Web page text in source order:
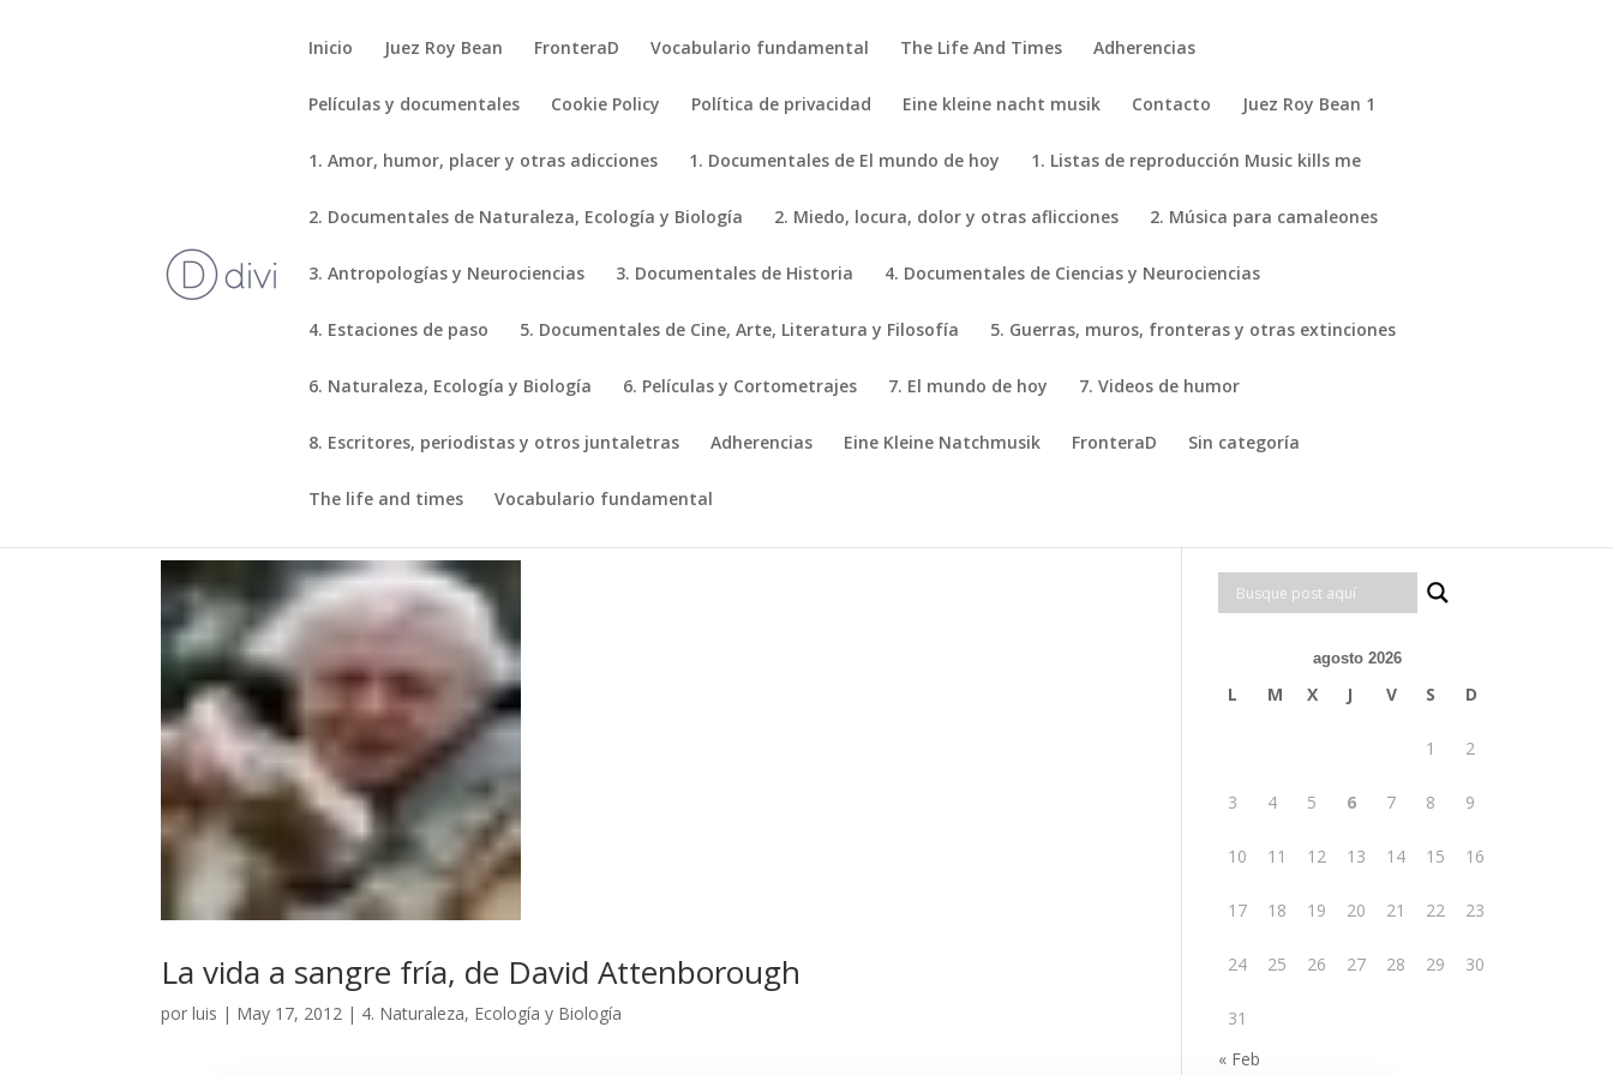
Inicio Juez Roy Bean FronteraD Vocabulario fundamental The Life And Times Adherencias
Películas y documentales Cookie Policy Política de privacidad Eine kleine nacht musik Contacto Juez Roy Bean 1
1. Amor, humor, placer y otras adicciones 1. Documentales de El mundo de hoy 1. Listas de reproducción Music kills me
2. Documentales de Naturaleza, Ecología y Biología 2. Miedo, locura, dolor y otras aflicciones 2. Música para camaleones
3. Antropologías y Neurociencias 3. Documentales de Historia 4. Documentales de Ciencias y Neurociencias
4. Estaciones de paso 5. Documentales de Cine, Arte, Literatura y Filosofía 5. Guerras, muros, fronteras y otras extinciones
6. Naturaleza, Ecología y Biología 6. Películas y Cortometrajes 7. El mundo de hoy 7. Videos de humor
8. Escritores, periodistas y otros juntaletras Adherencias Eine Kleine Natchmusik FronteraD Sin categoría
The life and times Vocabulario fundamental
La vida a sangre fría, de David Attenborough
porluis | May 17, 2012 | 4. Naturaleza, Ecología y Biología
agosto 2026
L M X J V S D
1 2
3 4 5 6 7 8 9
10 11 12 13 14 15 16
17 18 19 20 21 22 23
24 25 26 27 28 29 30
31
« Feb